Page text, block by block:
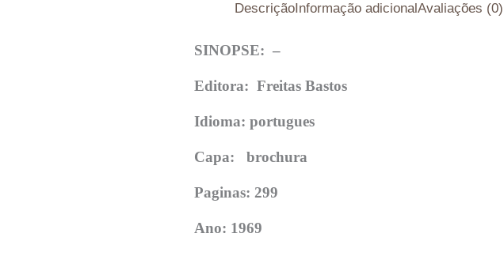
Descrição Informação adicionalAvaliações (0)
SINOPSE: –
Editora: Freitas Bastos
Idioma: portugues
Capa: brochura
Paginas: 299
Ano: 1969